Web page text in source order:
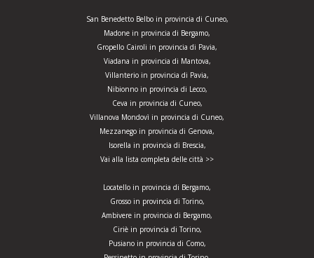
San Benedetto Belbo in provincia di Cuneo,
Madone in provincia di Bergamo,
Gropello Cairoli in provincia di Pavia,
Viadana in provincia di Mantova,
Villanterio in provincia di Pavia,
Nibionno in provincia di Lecco,
Ceva in provincia di Cuneo,
Villanova Mondovì in provincia di Cuneo,
Mezzanego in provincia di Genova,
Isorella in provincia di Brescia,
Vai alla lista completa delle città >>
Locatello in provincia di Bergamo,
Grosso in provincia di Torino,
Ambivere in provincia di Bergamo,
Ciriè in provincia di Torino,
Pusiano in provincia di Como,